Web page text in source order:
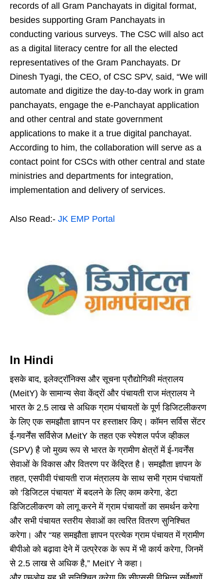
records of all Gram Panchayats in digital format,
besides supporting Gram Panchayats in
conducting various surveys. The CSC will also act
as a digital literacy centre for all the elected
representatives of the Gram Panchayats. Dr
Dinesh Tyagi, the CEO, of CSC SPV, said, “We will
automate and digitize the day-to-day work in gram
panchayats, engage the e-Panchayat application
and other central and state government
applications to make it a true digital panchayat.
According to him, the collaboration will serve as a
contact point for CSCs with other central and state
ministries and departments for integration,
implementation and delivery of services.
Also Read:- JK EMP Portal
In Hindi
इसके बाद, इलेक्ट्रॉनिक्स और सूचना प्रौद्योगिकी मंत्रालय
(MeitY) के सामान्य सेवा केंद्रों और पंचायती राज मंत्रालय ने
भारत के 2.5 लाख से अधिक ग्राम पंचायतों के पूर्ण डिजिटलीकरण
के लिए एक समझौता ज्ञापन पर हस्ताक्षर किए। कॉमन सर्विस सेंटर
ई-गवर्नेंस सर्विसेज MeitY के तहत एक स्पेशल पर्पज व्हीकल
(SPV) है जो मुख्य रूप से भारत के ग्रामीण क्षेत्रों में ई-गवर्नेंस
सेवाओं के विकास और वितरण पर केंद्रित है। समझौता ज्ञापन के
तहत, एसपीवी पंचायती राज मंत्रालय के साथ सभी ग्राम पंचायतों
को ‘डिजिटल पंचायत’ में बदलने के लिए काम करेगा, डेटा
डिजिटलीकरण को लागू करने में ग्राम पंचायतों का समर्थन करेगा
और सभी पंचायत स्तरीय सेवाओं का त्वरित वितरण सुनिश्चित
करेगा। और “यह समझौता ज्ञापन प्रत्येक ग्राम पंचायत में ग्रामीण
बीपीओ को बढ़ावा देने में उत्प्रेरक के रूप में भी कार्य करेगा, जिनमें
से 2.5 लाख से अधिक है,” MeitY ने कहा।